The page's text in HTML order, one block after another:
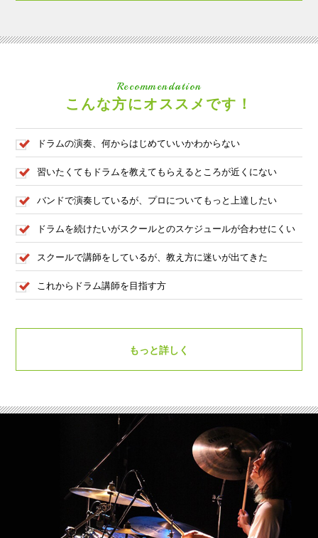
Recommendation
こんな方にオススメです！
ドラムの演奏、何からはじめていいかわからない
習いたくてもドラムを教えてもらえるところが近くにない
バンドで演奏しているが、プロについてもっと上達したい
ドラムを続けたいがスクールとのスケジュールが合わせにくい
スクールで講師をしているが、教え方に迷いが出てきた
これからドラム講師を目指す方
もっと詳しく